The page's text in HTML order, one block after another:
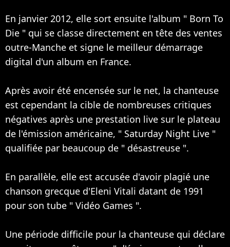
En janvier 2012, elle sort ensuite l'album " Born To
Die " qui se classe directement en tête des ventes
outre-Manche et signe le meilleur démarrage
digital d'un album en France.
Après avoir été encensée sur le net, la chanteuse
est cependant la cible de nombreuses critiques
négatives après une prestation live sur le plateau
de l'émission américaine, " Saturday Night Live "
qualifiée par beaucoup de " désastreuse ".
En parallèle, elle est accusée d'avoir plagié une
chanson grecque d'Eleni Vitali datant de 1991
pour son tube " Vidéo Games ".
Une période difficile pour la chanteuse qui déclare